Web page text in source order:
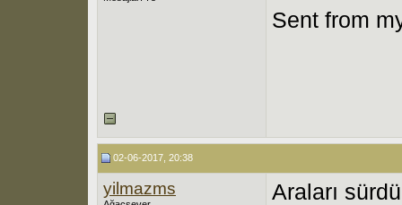
Sent from
02-06-2017, 20:38
yilmazms
Araları